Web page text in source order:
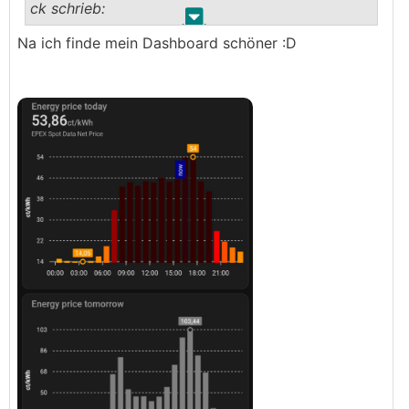
. .
ck schrieb:
Ich finde die Darstellung von Awattar schöner (im
Gebe ich dir recht, gefällt mir auch besser,
dauert leider nur länger bis die Daten aktualisiert
Na ich finde mein Dashboard schöner :D